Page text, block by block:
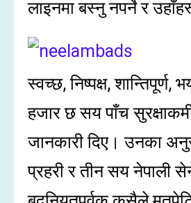
लाइनमा बस्नु नपर्ने र
स्वच्छ, निष्पक्ष, शान्तिपूर्ण,
हजार छ सय पाँच
जानकारी दिए। उनका
प्रहरी र तीन सय नेपाली